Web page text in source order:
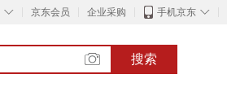
◇ 京东会员 企业采购 ◇
手机京东
搜索